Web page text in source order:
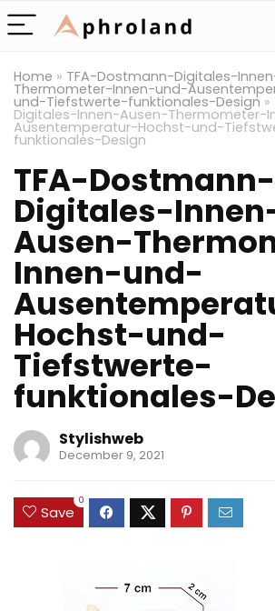
Home » TFA-Dostmann-Digitales-
Thermometer-Innen-und-
und-Tiefstwerte-funktionales-Design »
Digitales-Innen-Ausen-Thermometer-
Ausentemperatur-Hochst-und-
funktionales-Design
TFA-Dostmann-
Digitales-
Ausen-
Innen-und-
Hochst-und-
Tiefstwerte-
funktionales-
Stylishweb
December 9, 2021
Save
0